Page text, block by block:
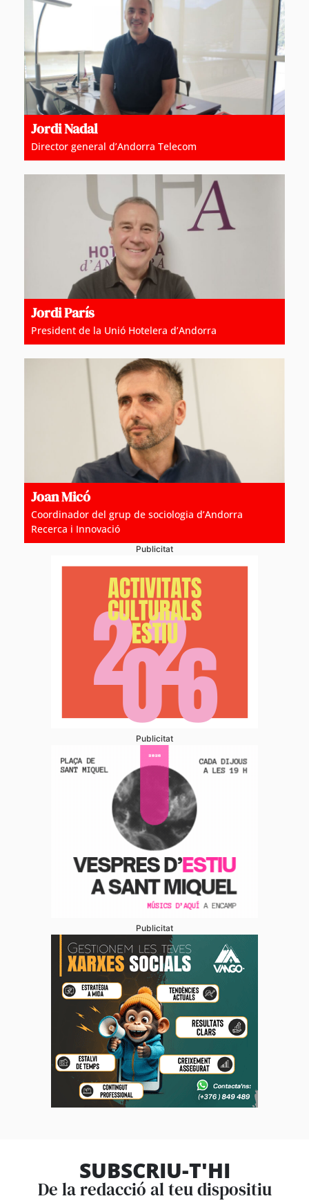
Jordi Nadal
Director general d’Andorra Telecom
Jordi París
President de la Unió Hotelera d’Andorra
Joan Micó
Coordinador del grup de sociologia d’Andorra
Recerca i Innovació
Publicitat
Publicitat
Publicitat
SUBSCRIU-T'HI
De la redacció al teu dispositiu